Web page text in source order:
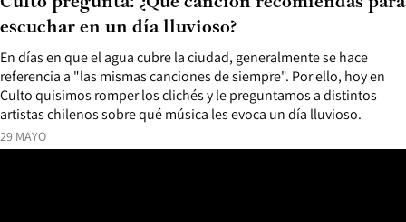
29 MAYO
En días en que el agua cubre la ciudad, generalmente se hace
referencia a "las mismas canciones de siempre". Por ello, hoy en
Culto quisimos romper los clichés y le preguntamos a distintos
artistas chilenos sobre qué música les evoca un día lluvioso.
escuchar en un día lluvioso?